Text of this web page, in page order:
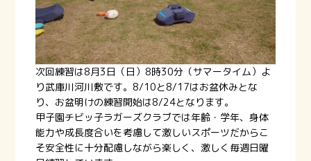
次回練習は8月3日（日）8時30分（サマータイム）よ
り武庫川河川敷です。8/10と8/17はお盆休みとな
り、お盆明けの練習開始は8/24となります。
甲子園チビッ子ラガーズクラブでは年齢・学年、身体
能力や成長度合いを考慮して激しいスポーツだからこ
そ安全性に十分配慮しながら楽しく、激しく毎週日曜